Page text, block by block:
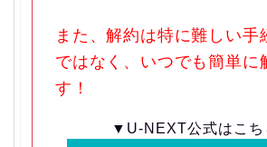
また、解約は特に難しい手
ではなく、いつでも簡単に
す！
▼U-NEXT公式はこ